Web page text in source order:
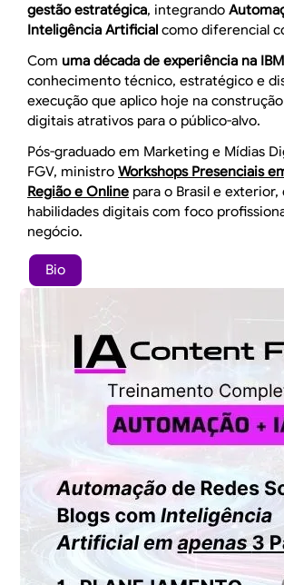
gestão estratégica, integrando
Inteligência Artificial como diferencial
Com uma década de experiência na IBM
conhecimento técnico, estratégico e
execução que aplico hoje na
digitais atrativos para o público-alvo.
Pós-graduado em Marketing e Mídias
FGV, ministro Workshops Presenciais
Região e Online para o Brasil e
habilidades digitais com foco
negócio.
Bio